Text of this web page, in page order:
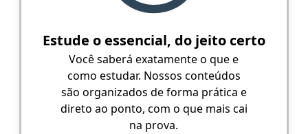
Estude o essencial, do jeito certo
Você saberá exatamente o que e
como estudar. Nossos conteúdos
são organizados de forma prática e
direto ao ponto, com o que mais cai
na prova.